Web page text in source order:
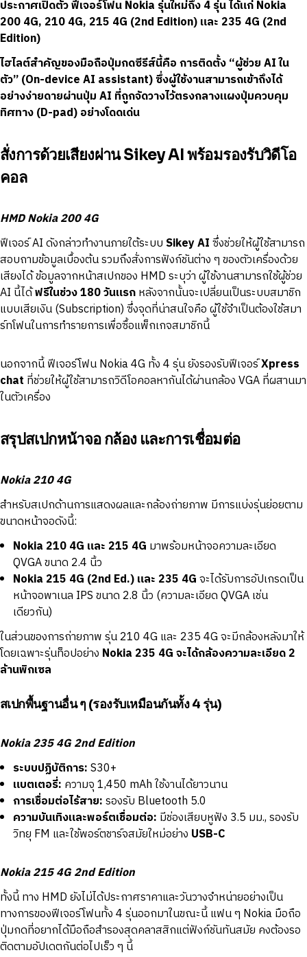
ประกาศเปิดตัว ฟีเจอร์โฟน Nokia รุ่นใหม่ถึง 4 รุ่น ได้แก่ Nokia
200 4G, 210 4G, 215 4G (2nd Edition) และ 235 4G (2nd
Edition)
ไฮไลต์สำคัญของมือถือปุ่มกดซีรีส์นี้คือ การติดตั้ง “ผู้ช่วย AI ใน
ตัว” (On-device AI assistant) ซึ่งผู้ใช้งานสามารถเข้าถึงได้
อย่างง่ายดายผ่านปุ่ม AI ที่ถูกจัดวางไว้ตรงกลางแผงปุ่มควบคุม
ทิศทาง (D-pad) อย่างโดดเด่น
สั่งการด้วยเสียงผ่าน Sikey AI พร้อมรองรับวิดีโอ
คอล
HMD Nokia 200 4G
ฟีเจอร์ AI ดังกล่าวทำงานภายใต้ระบบSikey AIซึ่งช่วยให้ผู้ใช้สามารถ
สอบถามข้อมูลเบื้องต้น รวมถึงสั่งการฟังก์ชันต่าง ๆ ของตัวเครื่องด้วย
เสียงได้ ข้อมูลจากหน้าสเปกของ HMD ระบุว่า ผู้ใช้งานสามารถใช้ผู้ช่วย
AI นี้ได้ฟรีในช่วง 180 วันแรกหลังจากนั้นจะเปลี่ยนเป็นระบบสมาชิก
แบบเสียเงิน (Subscription) ซึ่งจุดที่น่าสนใจคือ ผู้ใช้จำเป็นต้องใช้สมา
ร์ทโฟนในการทำรายการเพื่อซื้อแพ็กเกจสมาชิกนี้
นอกจากนี้ ฟีเจอร์โฟน Nokia 4G ทั้ง 4 รุ่น ยังรองรับฟีเจอร์Xpress
chat ที่ช่วยให้ผู้ใช้สามารถวิดีโอคอลหากันได้ผ่านกล้อง VGA ที่ผสานมา
ในตัวเครื่อง
สรุปสเปกหน้าจอ กล้อง และการเชื่อมต่อ
Nokia 210 4G
สำหรับสเปกด้านการแสดงผลและกล้องถ่ายภาพ มีการแบ่งรุ่นย่อยตาม
ขนาดหน้าจอดังนี้:
Nokia 210 4G และ 215 4G มาพร้อมหน้าจอความละเอียด
QVGA ขนาด 2.4 นิ้ว
Nokia 215 4G (2nd Ed.) และ 235 4Gจะได้รับการอัปเกรดเป็น
หน้าจอพาเนล IPS ขนาด 2.8 นิ้ว (ความละเอียด QVGA เช่น
เดียวกัน)
ในส่วนของการถ่ายภาพ รุ่น 210 4G และ 235 4G จะมีกล้องหลังมาให้
โดยเฉพาะรุ่นท็อปอย่าง Nokia 235 4G จะได้กล้องความละเอียด 2
ล้านพิกเซล
สเปกพื้นฐานอื่น ๆ (รองรับเหมือนกันทั้ง 4 รุ่น)
Nokia 235 4G 2nd Edition
ระบบปฏิบัติการ:S30+
แบตเตอรี่: ความจุ 1,450 mAh ใช้งานได้ยาวนาน
การเชื่อมต่อไร้สาย:รองรับ Bluetooth 5.0
ความบันเทิงและพอร์ตเชื่อมต่อ: มีช่องเสียบหูฟัง 3.5 มม., รองรับ
วิทยุ FM และใช้พอร์ตชาร์จสมัยใหม่อย่าง USB-C
Nokia 215 4G 2nd Edition
ทั้งนี้ ทาง HMD ยังไม่ได้ประกาศราคาและวันวางจำหน่ายอย่างเป็น
ทางการของฟีเจอร์โฟนทั้ง 4 รุ่นออกมาในขณะนี้ แฟน ๆ Nokia มือถือ
ปุ่มกดที่อยากได้มือถือสำรองสุดคลาสสิกแต่ฟังก์ชันทันสมัย คงต้องรอ
ติดตามอัปเดตกันต่อไปเร็ว ๆ นี้